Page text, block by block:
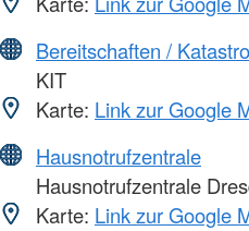
Bereitschaften /
KIT
Karte: Link zur Google
Hausnotrufzentrale
Hausnotrufzentrale
Karte: Link zur Google